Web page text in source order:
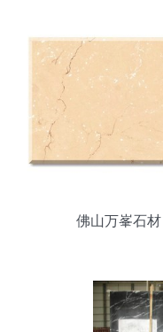
佛山万峯石